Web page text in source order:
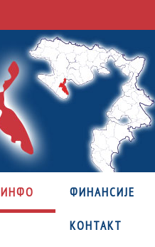
ИНФО ФИНАНСИЈЕ
КОНТАКТ